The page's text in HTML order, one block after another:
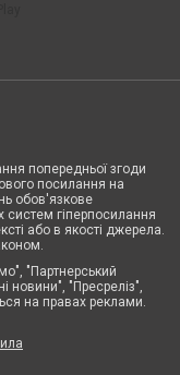
попередньої згоди
посилання на
обов'язкове
систем гіперпосилання
або в якості джерела.
"Партнерський
новини", "Пресреліз",
на правах реклами.